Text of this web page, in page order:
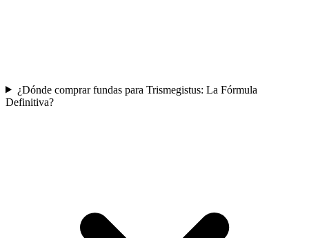
¿Dónde comprar fundas para Trismegistus: La Fórmula
Definitiva?